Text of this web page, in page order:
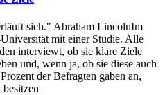
sich." Abraham LincolnIm
mit einer Studie. Alle
interviewt, ob sie klare Ziele
und, wenn ja, ob sie diese auch
der Befragten gaben an,